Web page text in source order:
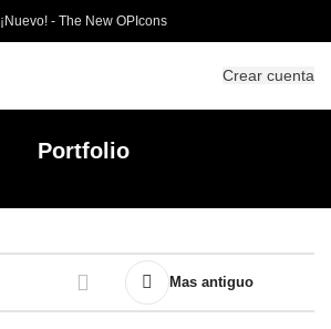
¡Nuevo! - The New OPIcons
Crear cuenta
Portfolio
Mas antiguo